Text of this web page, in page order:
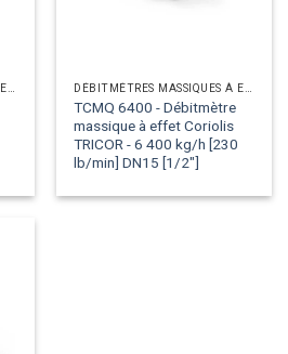
TCMQ 6400 - Débitmètre
massique à effet Coriolis
TRICOR - 6 400 kg/h [230
lb/min] DN15 [1/2"]